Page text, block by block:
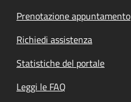
Prenotazione appuntamento
Richiedi assistenza
Statistiche del portale
Leggi le FAQ